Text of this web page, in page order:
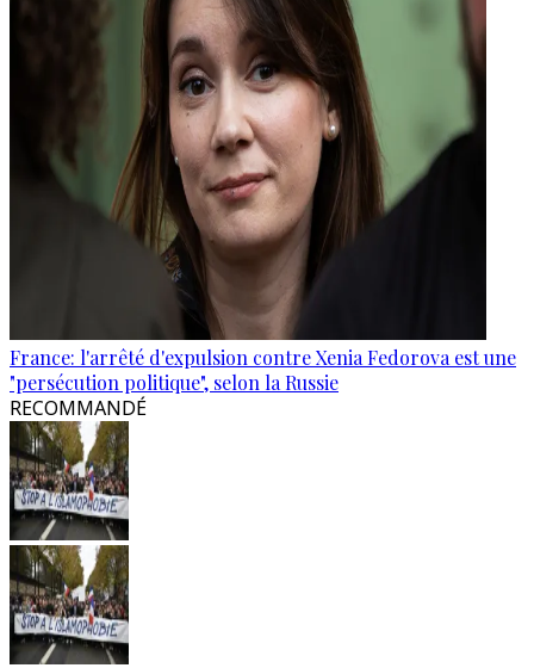
France: l'arrêté d'expulsion contre Xenia Fedorova est une
"persécution politique", selon la Russie
RECOMMANDÉ